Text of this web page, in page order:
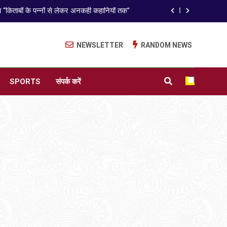
राजनीतिक सफरनामा : आन्दोलन से उपजे सवाल
ISO 9001:2015 Certified
NEWSLETTER RANDOM NEWS
SPORTS संपर्क करें